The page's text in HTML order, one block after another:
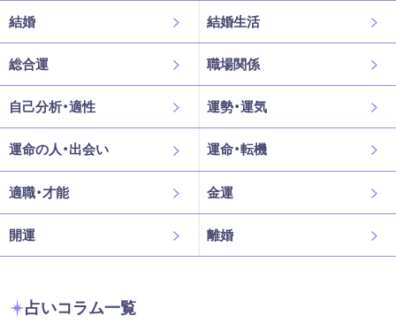
結婚 結婚生活
総合運 職場関係
自己分析・適性 運勢・運気
運命の人・出会い 運命・転機
適職・才能 金運
開運 離婚
占いコラム一覧